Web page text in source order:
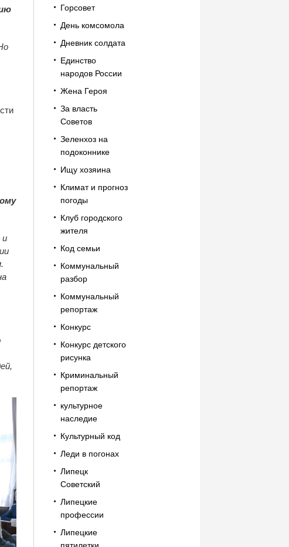
и
Горсовет
День комсомола
Дневник солдата
Единство
народов России
Жена Героя
За власть
Советов
Зеленхоз на
подоконнике
Ищу хозяина
Климат и прогноз
погоды
Клуб городского
жителя
Код семьи
Коммунальный
разбор
Коммунальный
репортаж
Конкурс
Конкурс детского
рисунка
Криминальный
репортаж
культурное
наследие
Культурный код
Леди в погонах
Липецк
Советский
Липецкие
профессии
Липецкие